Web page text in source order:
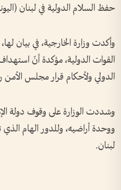
حفظ السلام الدولية في لبنان
وأكدت وزارة الخارجية، في بيان
القوات الدولية، مؤكدة أنّ
الدولي ولأحكام قرار مجلس الأمن رقم
وشددت الوزارة على وقوف دولة
ووحدة أراضيه، وللدور الهام الذي
لبنان.